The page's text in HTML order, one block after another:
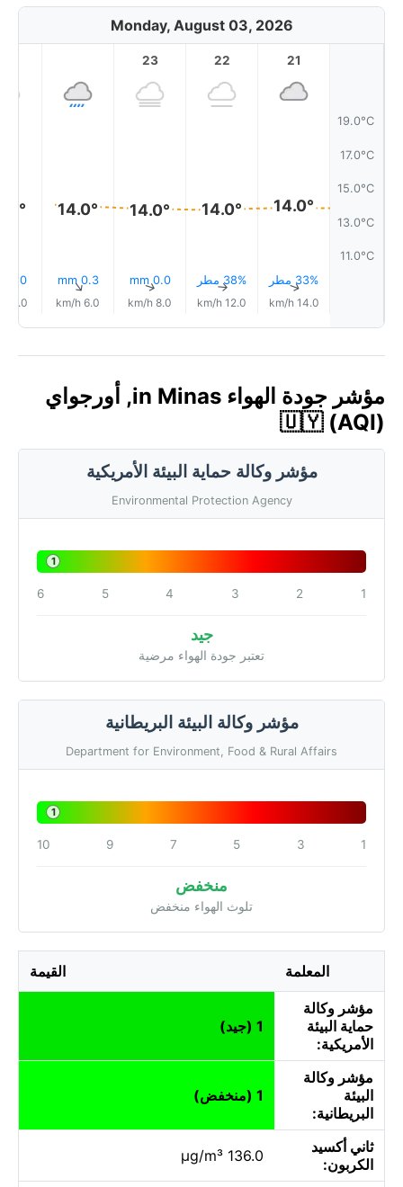
Monday, August 03, 2026
19.0°C
17.0°C
15.0°C
13.0°C
11.0°C
21
14.0°
33% مطر↑
14.0 km/h
22
14.0°
38% مطر↑
12.0 km/h
23
14.0°
0.0 mm
↑
8.0 km/h
14.0°
0.3 mm
↑
6.0 km/h
0.0 mm
5.0 km/h
مؤشر جودة الهواء in Minas, أورجواي
🇺🇾 (AQI)
مؤشر وكالة حماية البيئة الأمريكية
Environmental Protection Agency
1
1
2
3
4
5
6
جيد
تعتبر جودة الهواء مرضية
مؤشر وكالة البيئة البريطانية
Department for Environment, Food & Rural Affairs
1
1
3
5
7
9
10
منخفض
تلوث الهواء منخفض
المعلمة القيمة
مؤشر وكالة
حماية البيئة
الأمريكية:
1 (جيد)
مؤشر وكالة
البيئة
البريطانية:
1 (منخفض)
ثاني أكسيد
الكربون:
136.0 µg/m³